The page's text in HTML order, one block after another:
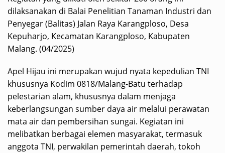
dilaksanakan di Balai Penelitian Tanaman Industri dan
Penyegar (Balitas) Jalan Raya Karangploso, Desa
Kepuharjo, Kecamatan Karangploso, Kabupaten
Malang. (04/2025)
Apel Hijau ini merupakan wujud nyata kepedulian TNI
khususnya Kodim 0818/Malang-Batu terhadap
pelestarian alam, khususnya dalam menjaga
keberlangsungan sumber daya air melalui perawatan
mata air dan pembersihan sungai. Kegiatan ini
melibatkan berbagai elemen masyarakat, termasuk
anggota TNI, perwakilan pemerintah daerah, tokoh